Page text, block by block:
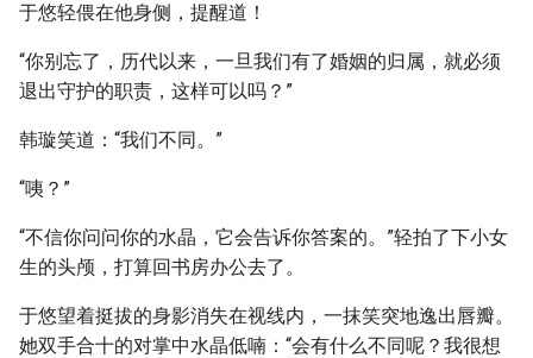
于悠轻偎在他身侧，提醒道！
“你别忘了，历代以来，一旦我们有了婚姻的归属，就必须
退出守护的职责，这样可以吗？”
韩璇笑道：“我们不同。”
“咦？”
“不信你问问你的水晶，它会告诉你答案的。”轻拍了下小女
生的头颅，打算回书房办公去了。
于悠望着挺拔的身影消失在视线内，一抹笑突地逸出唇瓣。
她双手合十的对掌中水晶低喃：“会有什么不同呢？我很想